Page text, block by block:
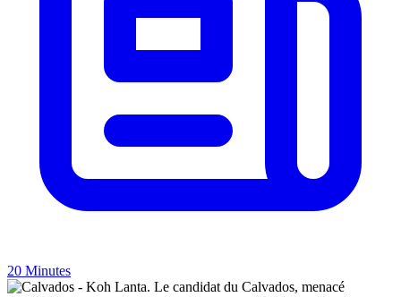
20 Minutes